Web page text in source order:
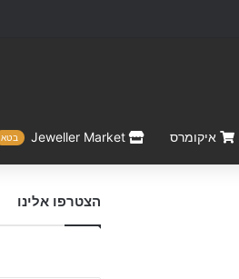
איקומרס Jeweller Market בטא
הצטרפו אלינו